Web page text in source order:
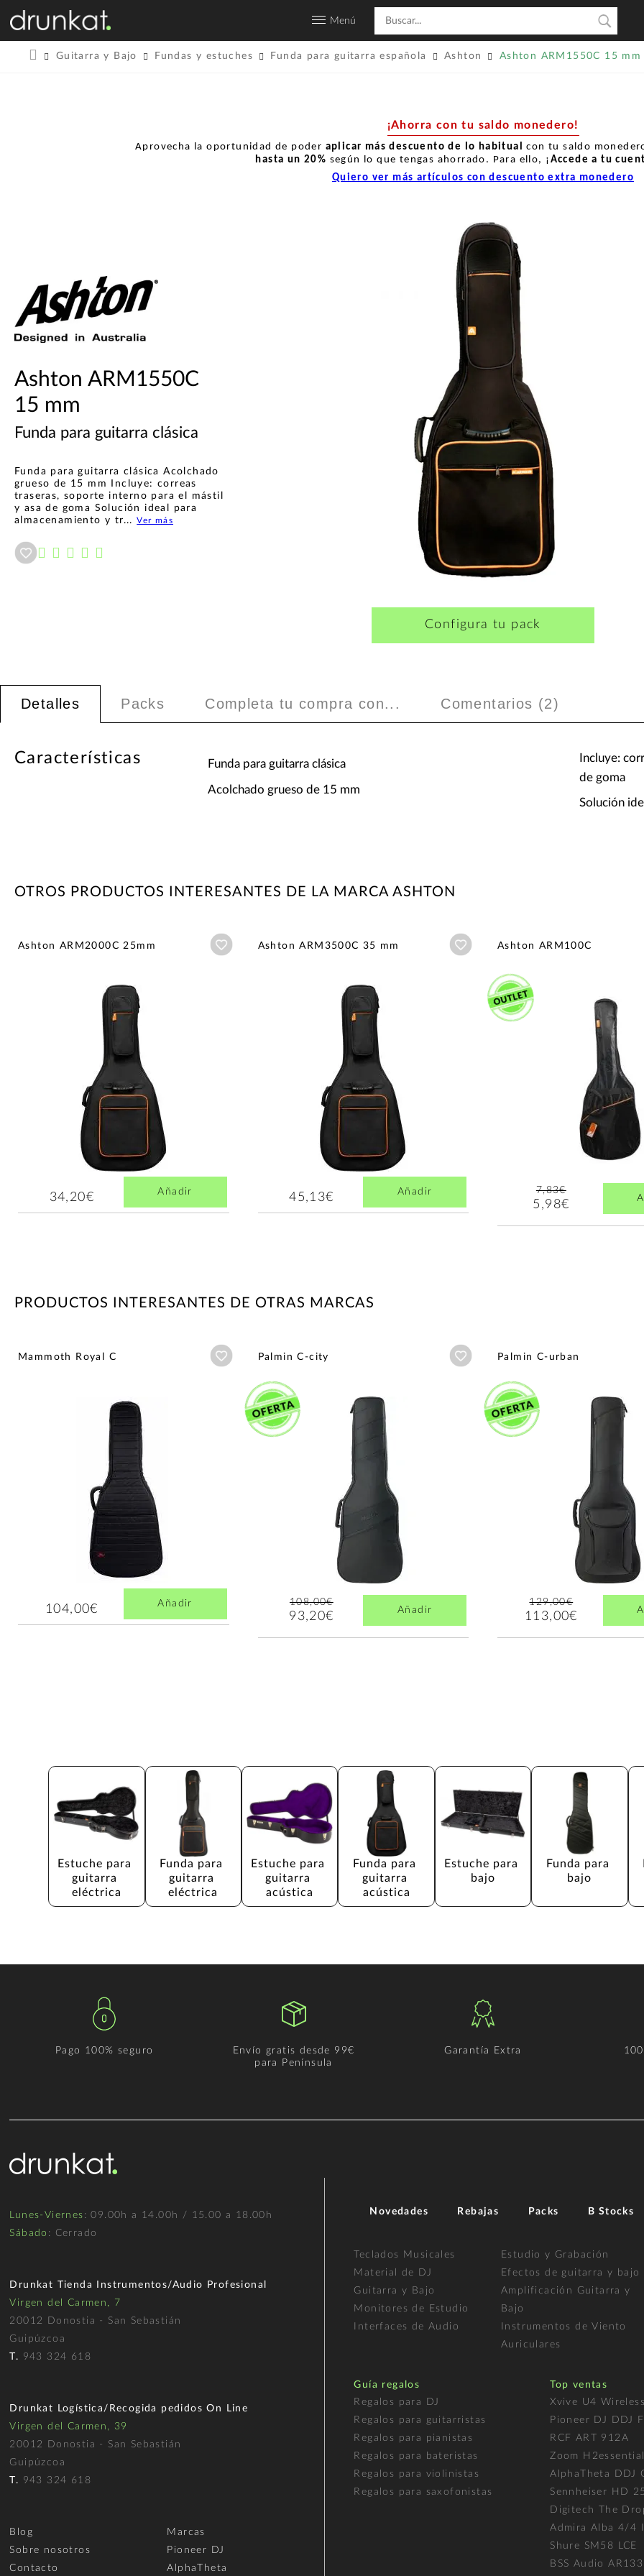
Menú
Guitarra y Bajo Fundas y estuches Funda para guitarra española Ashton Ashton ARM1550C 15 mm
¡Ahorra con tu saldo monedero!
Aprovecha la oportunidad de poder aplicar más descuento de lo habitual con tu saldo
hasta un 20% según lo que tengas ahorrado. Para ello, ¡ Accede a tu
Quiero ver más artículos con descuento extra monedero
Ashton ARM1550C
15 mm
Funda para guitarra clásica
Funda para guitarra clásica Acolchado
grueso de 15 mm Incluye: correas
traseras, soporte interno para el mástil
y asa de goma Solución ideal para
almacenamiento y tr...Ver más
Configura tu pack
Detalles Packs Completa tu compra con... Comentarios (2)
Características Funda para guitarra clásica
Acolchado grueso de 15 mm
Incluye:
de goma
Solución
OTROS PRODUCTOS INTERESANTES DE LA MARCA ASHTON
Ashton ARM2000C 25mm Añadir a wishlist
34,20€ Añadir
Ashton ARM3500C 35 mm Añadir a wishlist
45,13€ Añadir
Ashton ARM100C
7,83€
5,98€
PRODUCTOS INTERESANTES DE OTRAS MARCAS
Mammoth Royal C Añadir a wishlist
104,00€ Añadir
Palmin C-city Añadir a wishlist
108,00€
93,20€ Añadir
Palmin C-urban
129,00€
113,00€
Estuche para
guitarra
eléctrica
Funda para
guitarra
eléctrica
Estuche para
guitarra
acústica
Funda para
guitarra
acústica
Estuche para
bajo
Funda para
bajo
Pago 100% seguro
Envío gratis desde 99€
para Península
Garantía Extra
Lunes-Viernes : 09.00h a 14.00h / 15.00 a 18.00h
Sábado : Cerrado
Drunkat Tienda Instrumentos/Audio Profesional
Virgen del Carmen, 7
20012 Donostia - San Sebastián
Guipúzcoa
T. 943 324 618
Drunkat Logística/Recogida pedidos On Line
Virgen del Carmen, 39
20012 Donostia - San Sebastián
Guipúzcoa
T. 943 324 618
Blog
Sobre nosotros
Contacto
Marcas
Pioneer DJ
AlphaTheta
Novedades Rebajas Packs B Stocks
Teclados Musicales
Material de DJ
Guitarra y Bajo
Monitores de Estudio
Interfaces de Audio
Estudio y Grabación
Efectos de guitarra y bajo
Amplificación Guitarra y
Bajo
Instrumentos de Viento
Auriculares
Guía regalos
Regalos para DJ
Regalos para guitarristas
Regalos para pianistas
Regalos para bateristas
Regalos para violinistas
Regalos para saxofonistas
Top ventas
Xvive U4
Pioneer DJ DDJ
RCF ART 912A
Zoom H2essential
AlphaTheta DDJ
Sennheiser HD 25
Digitech The
Admira Alba 4/4
Shure SM58 LCE
BSS Audio AR133